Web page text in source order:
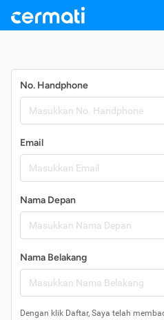
No. Handphone
Email
Nama Depan
Nama Belakang
Dengan klik Daftar, Saya telah